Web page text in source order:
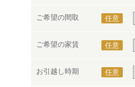
ご希望の間取 任意
ご希望の家賃 任意
お引越し時期 任意